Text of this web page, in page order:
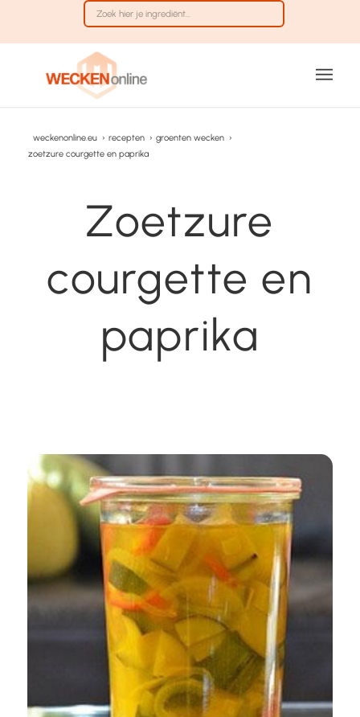
weckenonline.eu › recepten › groenten wecken ›
zoetzure courgette en paprika
Zoetzure
courgette en
paprika